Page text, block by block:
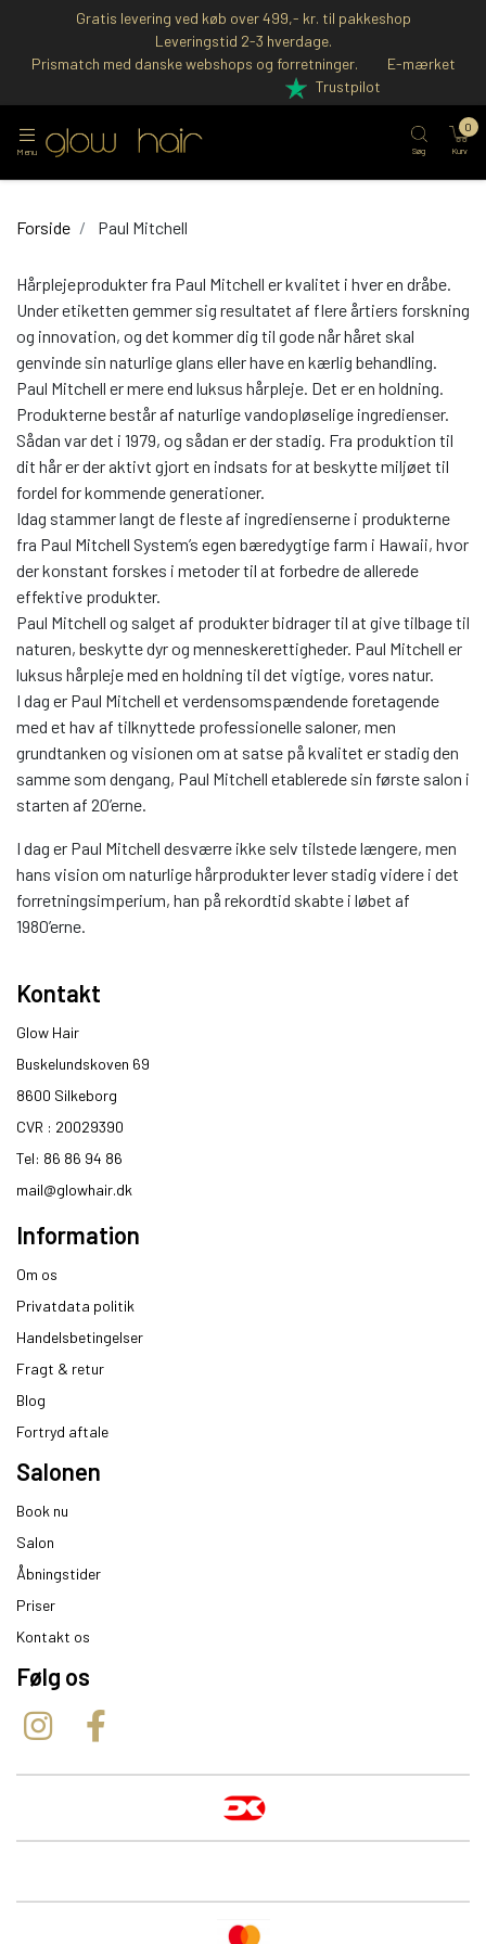
Gratis levering ved køb over 499,- kr. til pakkeshop
Leveringstid 2-3 hverdage.
Prismatch med danske webshops og forretninger.
E-mærket
Trustpilot
Menu Søg Kurv
0
Forside Paul Mitchell
Hårplejeprodukter fra Paul Mitchell er kvalitet i hver en dråbe.
Under etiketten gemmer sig resultatet af flere årtiers forskning
og innovation, og det kommer dig til gode når håret skal
genvinde sin naturlige glans eller have en kærlig behandling.
Paul Mitchell er mere end luksus hårpleje. Det er en holdning.
Produkterne består af naturlige vandopløselige ingredienser.
Sådan var det i 1979, og sådan er der stadig. Fra produktion til
dit hår er der aktivt gjort en indsats for at beskytte miljøet til
fordel for kommende generationer.
Idag stammer langt de fleste af ingredienserne i produkterne
fra Paul Mitchell System’s egen bæredygtige farm i Hawaii, hvor
der konstant forskes i metoder til at forbedre de allerede
effektive produkter.
Paul Mitchell og salget af produkter bidrager til at give tilbage til
naturen, beskytte dyr og menneskerettigheder. Paul Mitchell er
luksus hårpleje med en holdning til det vigtige, vores natur.
I dag er Paul Mitchell et verdensomspændende foretagende
med et hav af tilknyttede professionelle saloner, men
grundtanken og visionen om at satse på kvalitet er stadig den
samme som dengang, Paul Mitchell etablerede sin første salon i
starten af 20’erne.
I dag er Paul Mitchell desværre ikke selv tilstede længere, men
hans vision om naturlige hårprodukter lever stadig videre i det
forretningsimperium, han på rekordtid skabte i løbet af
1980’erne.​
Kontakt
Glow Hair
Buskelundskoven 69
8600 Silkeborg​
CVR : 20029390​
Tel: 86 86 94 86
mail@glowhair.dk
Information
Om os
Privatdata politik
Handelsbetingelser
Fragt & retur
Blog
Fortryd aftale
Salonen
Book nu
Salon
Åbningstider
Priser
Kontakt os
Følg os